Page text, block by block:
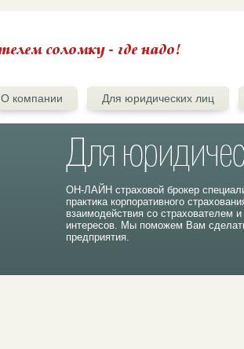
О компании Для юридических лиц
ОН-ЛАЙН страховой брокер
практика корпоративного
взаимодействия со страхователем
интересов. Мы поможем Вам
предприятия.